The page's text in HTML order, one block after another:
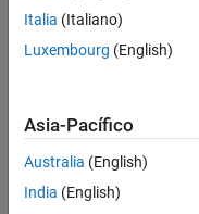
Italia (Italiano)
Luxembourg (English)
Asia-Pacífico
Australia (English)
India (English)